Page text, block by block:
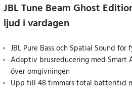
JBL Tune Beam Ghost
ljud i vardagen
JBL Pure Bass och Spatial Sound
Adaptiv brusreducering med
över omgivningen
Upp till 48 timmars total batteritid